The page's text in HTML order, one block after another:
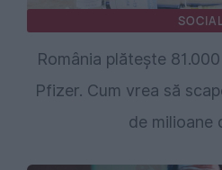
SOCIAL
România plătește
Pfizer. Cum vrea să
de milioane